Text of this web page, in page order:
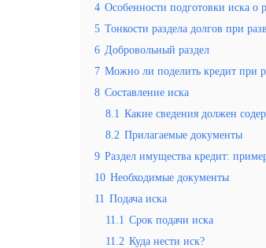
4 Особенности подготовки иска о
5 Тонкости раздела долгов при
6 Добровольный раздел
7 Можно ли поделить кредит при
8 Составление иска
8.1 Какие сведения должен
8.2 Прилагаемые документы
9 Раздел имущества кредит:
10 Необходимые документы
11 Подача иска
11.1 Срок подачи иска
11.2 Куда нести иск?